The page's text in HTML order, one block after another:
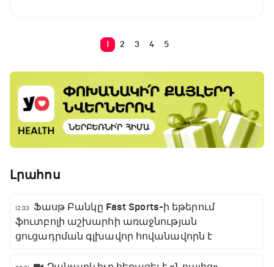
1 2 3 4 5
Լրահոս
12:33
Ֆասթ Բանկը Fast Sports-ի եթերում
ֆուտբոլի աշխարհի առաջնության
ցուցադրման գլխավոր հովանավորն է